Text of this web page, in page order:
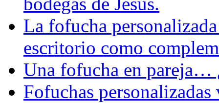
La fofucha
escritorio como
Una fofucha en pareja…
Fofuchas